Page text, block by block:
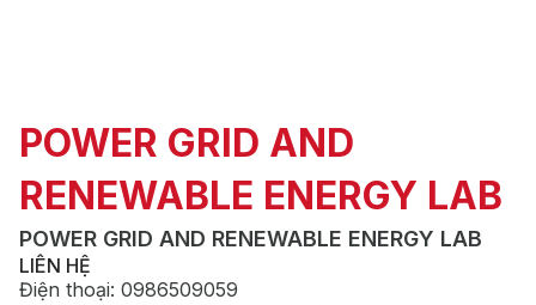
POWER GRID AND
RENEWABLE ENERGY LAB
POWER GRID AND RENEWABLE ENERGY LAB
LIÊN HỆ
Điện thoại: 0986509059